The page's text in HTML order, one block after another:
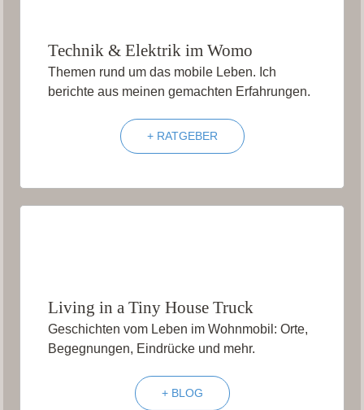
Technik & Elektrik im Womo
Themen rund um das mobile Leben. Ich
berichte aus meinen gemachten Erfahrungen.
+ RATGEBER
Living in a Tiny House Truck
Geschichten vom Leben im Wohnmobil: Orte,
Begegnungen, Eindrücke und mehr.
+ BLOG